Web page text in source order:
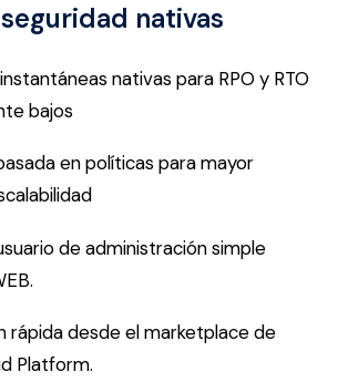
nativas
nativas para RPO y RTO
bajos
en políticas para mayor
de administración simple
rápida desde el marketplace de
Platform.